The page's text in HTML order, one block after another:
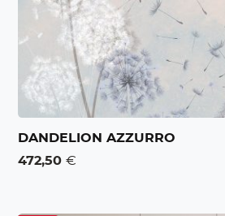
DANDELION AZZURRO
472,50€